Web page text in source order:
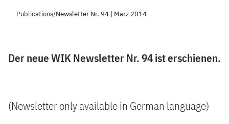
Publications/Newsletter Nr. 94 | März 2014
Der neue WIK Newsletter Nr. 94 ist erschienen.
(Newsletter only available in German language)